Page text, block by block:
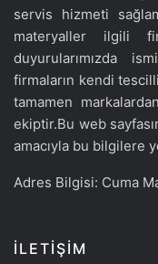
servis hizmeti
materyaller ilgili
duyurularımızda
firmaların kendi
tamamen
ekiptir.Bu web
amacıyla bu bilgilere
Adres Bilgisi: Cuma
İLETIŞIM